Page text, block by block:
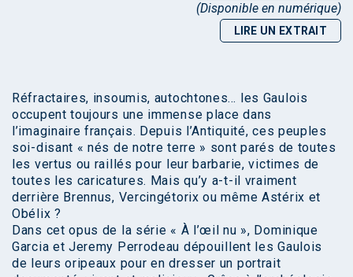
(Disponible en numérique)
LIRE UN EXTRAIT
Réfractaires, insoumis, autochtones… les Gaulois
occupent toujours une immense place dans
l’imaginaire français. Depuis l’Antiquité, ces peuples
soi-disant « nés de notre terre » sont parés de toutes
les vertus ou raillés pour leur barbarie, victimes de
toutes les caricatures. Mais qu’y a-t-il vraiment
derrière Brennus, Vercingétorix ou même Astérix et
Obélix ?
Dans cet opus de la série « À l’œil nu », Dominique
Garcia et Jeremy Perrodeau dépouillent les Gaulois
de leurs oripeaux pour en dresser un portrait